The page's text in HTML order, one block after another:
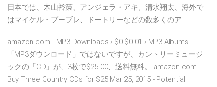
日本では、木山裕策、アンジェラ・アキ、清水翔太、海外で
はマイケル・ブーブレ、ドートリーなどの数多くのア
amazon.com - MP3 Downloads › $0-$0.01 › MP3 Albums
「MP3ダウンロード」ではないですが、カントリーミュージ
ックの「CD」が、3枚で$25.00、送料無料。 amazon.com -
Buy Three Country CDs for $25 Mar 25, 2015 - Potential